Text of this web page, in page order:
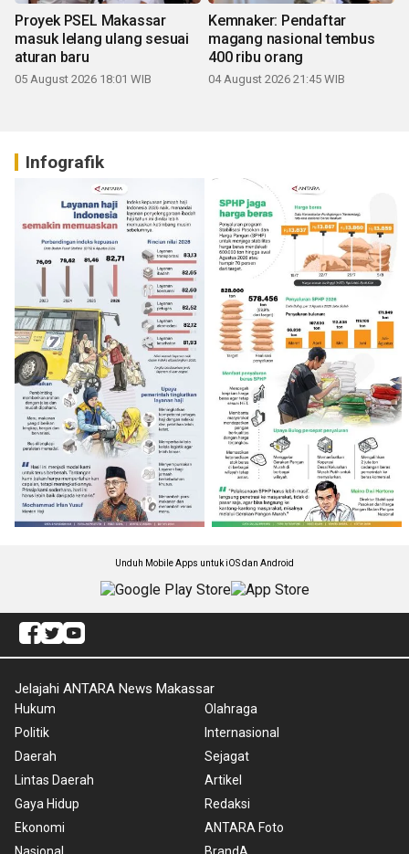
Proyek PSEL Makassar
masuk lelang ulang sesuai
aturan baru
05 August 2026 18:01 WIB
Kemnaker: Pendaftar
magang nasional tembus
400 ribu orang
04 August 2026 21:45 WIB
Infografik
Unduh Mobile Apps untuk iOS dan Android
Jelajahi ANTARA News Makassar
Hukum
Politik
Daerah
Lintas Daerah
Gaya Hidup
Ekonomi
Olahraga
Internasional
Sejagat
Artikel
Redaksi
ANTARA Foto